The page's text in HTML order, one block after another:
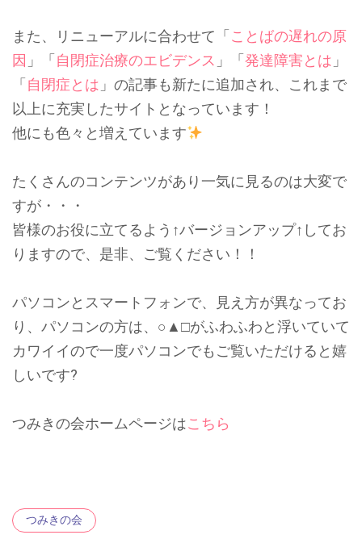
また、リニューアルに合わせて「 ことばの遅れの原
因 」「 自閉症治療のエビデンス 」「 発達障害とは 」
「 自閉症とは 」の記事も新たに追加され、これまで
以上に充実したサイトとなっています！
他にも色々と増えています
たくさんのコンテンツがあり一気に見るのは大変で
すが・・・
皆様のお役に立てるよう↑バージョンアップ↑してお
りますので、是非、ご覧ください！！
パソコンとスマートフォンで、見え方が異なってお
り、パソコンの方は、○▲□がふわふわと浮いていて
カワイイので一度パソコンでもご覧いただけると嬉
しいです?
つみきの会ホームページはこちら
Tags
つみきの会